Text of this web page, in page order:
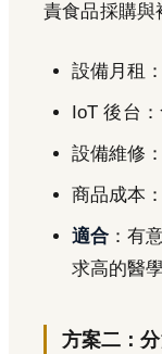
責食品採購與
設備月租
IoT 後台
設備維修
商品成本
適合 ：有
求高的醫
方案二：